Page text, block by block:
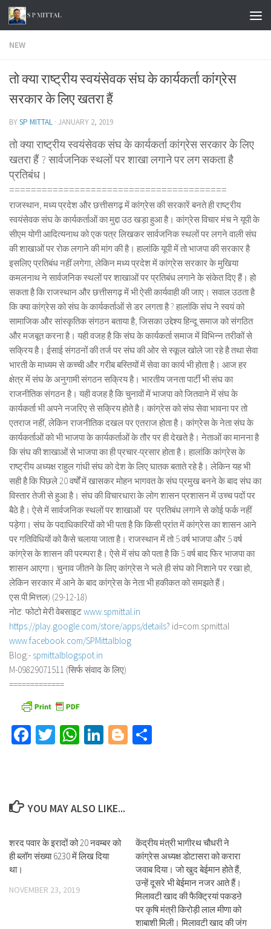
Skip to content
NEW
तो क्या राष्ट्रीय स्वयंसेवक संघ के कार्यकर्ता कांग्रेस
सरकार के लिए खतरा हैं
BYSP MITTAL · JANUARY 2, 2019
तो क्या राष्ट्रीय स्वयंसेवक संघ के कार्यकर्ता कांग्रेस सरकार के लिए
खतरा हैं ? सार्वजनिक स्थलों पर शाखा लगाने पर लग सकता है
प्रतिबंध।
========================================
राजस्थान, मध्य प्रदेश और छत्तीसगढ़ में कांग्रेस की सरकारें बनते ही राष्ट्रीय
स्वयंसेवक संघ के कार्यकर्ताओं का मुद्दा उठ खड़ा हुआ है। कांग्रेस विचार मंच ने यूपी के
सीएम योगी आदित्यनाथ को एक पत्र लिखकर सार्वजनिक स्थलों पर लगने वाली संघ
की शाखाओं पर रोक लगाने की मांग की है। हालांकि यूपी में तो भाजपा की सरकार है
इसलिए प्रतिबंध नहीं लगेगा, लेकिन मध्य प्रदेश में कांग्रेस सरकार के मुखिया
कमलनाथ ने सार्वजनिक स्थलों पर शाखाओं पर प्रतिबंध लगाने के संकेत दिए हैं। हो
सकता है कि राजस्थान और छत्तीसगढ़ में भी ऐसी कार्यवाही की जाए। सवाल उठता है
कि क्या कांग्रेस को संघ के कार्यकर्ताओं से डर लगता है ? हालांकि संघ ने स्वयं को
सामाजिक और सांस्कृतिक संगठन बताया है, जिसका उद्देश्य हिन्दू समाज को संगठित
और मजबूत करना है। यही वजह है कि संघ के कार्यकर्ता समाज में विभिन्न तरीकों से
सक्रिय है। ईसाई संगठनों की तर्ज पर संघ की ओर से स्कूल खोले जा रहे है तथा सेवा
भारती के माध्यम से कच्ची और गरीब बस्तियों में सेवा का कार्य भी होता है। आज हर
क्षेत्र में संघ के अनुगामी संगठन सक्रिय है। भारतीय जनता पार्टी भी संघ का
राजनीतिक संगठन है। यही वजह है कि चुनावों में भाजपा को जितवाने में संघ के
कार्यकर्ता भी अपने नजरिए से सक्रिय होते है। कांग्रेस को संघ सेवा भावना पर तो
एतराज नहीं, लेकिन राजनीतिक दखल पर एतराज होता है। कांग्रेस के नेता संघ के
कार्यकर्ताओं को भी भाजपा के कार्यकर्ताओं के तौर पर ही देखते है। नेताओं का मानना है
कि संघ की शाखाओं से भाजपा का ही प्रचार-प्रसार होता है। हालांकि कांग्रेस के
राष्ट्रीय अध्यक्ष राहुल गांधी संघ को देश के लिए घातक बताते रहे है। लेकिन यह भी
सही है कि पिछले 20 वर्षों में खासकर मोहन भागवत के संघ प्रमुख बनने के बाद संघ का
विस्तार तेजी से हुआ है। संघ की विचारधारा के लोग शासन प्रशासन में उच्च पदों पर
बैठे है। ऐसे में सार्वजनिक स्थलों पर शाखाओं पर प्रतिबंध लगाने से कोई फर्क नहीं
पड़ेगा। संघ के पदाधिकारियों को भी पता है कि किसी प्रांत में कांग्रेस का शासन आने
पर गतिविधियों को कैसे चलाया जाता है। राजस्थान में तो 5 वर्ष भाजपा और 5 वर्ष
कांग्रेस के शासन की परम्परा है। ऐसे में संघ को पता है कि 5 वर्ष बाद फिर भाजपा का
शासन आएगा। चुनाव जीतने के लिए कांग्रेस ने भले ही संघ को निशाने पर रखा हो,
लेकिन सरकार में आने के बाद कांग्रेस के नेता भी हकीकत को समझते हैं।
एस.पी.मित्तल) (29-12-18)
नोट: फोटो मेरी वेबसाइटwww.spmittal.in
https://play.google.com/store/apps/details? id=com.spmittal
www.facebook.com/SPMittalblog
Blog:- spmittalblogspot.in
M-09829071511 (सिर्फ संवाद के लिए)
=============
Facebook
TwitterWhatsApp
LinkedIn
Blogger
YOU MAY ALSO LIKE...
शरद पवार के इरादों को 20 नवम्बर को
ही ब्लॉग संख्या 6230 में लिख दिया
था।
NOVEMBER 23, 2019
केंद्रीय मंत्री भागीरथ चौधरी ने
कांग्रेस अध्यक्ष डोटासरा को करारा
जवाब दिया। जो खुद बेईमान होते हैं,
उन्हें दूसरे भी बेईमान नजर आते हैं।
मिलावटी खाद की फैक्ट्रियां पकडऩे
पर कृषि मंत्री किरोड़ी लाल मीणा को
शाबाशी मिली। मिलावटी खाद की जंग